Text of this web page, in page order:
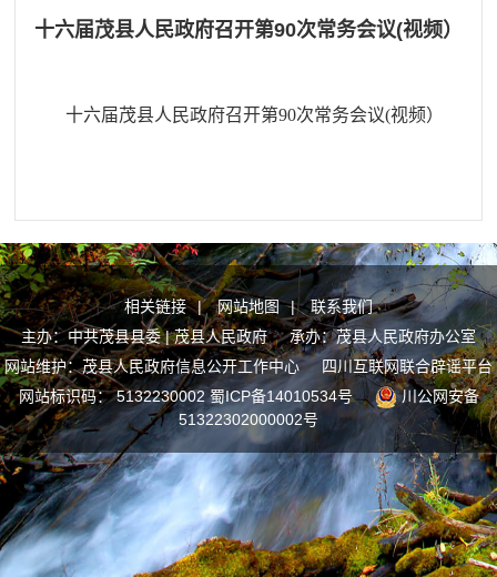
十六届茂县人民政府召开第90次常务会议(视频）
十六届茂县人民政府召开第90次常务会议(视频）
相关链接 | 网站地图 |
联系我们
主办：中共茂县县委 | 茂县人民政府 承办：茂县人民政府办公室
网站维护：茂县人民政府信息公开工作中心
四川互联网联合辟谣平台
网站标识码： 5132230002蜀ICP备14010534号
川公网安备
51322302000002号